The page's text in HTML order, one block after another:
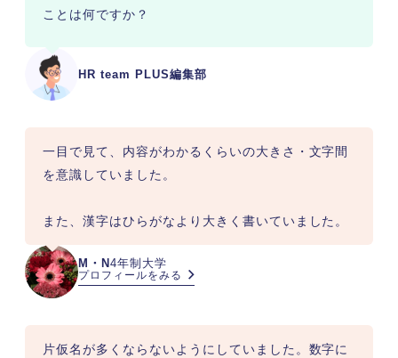
HR team PLUS編集部
M・N 4年制大学
プロフィールをみる
一目で見て、内容がわかるくらいの大きさ・文字間
を意識していました。
また、漢字はひらがなより大きく書いていました。
片仮名が多くならないようにしていました。数字に